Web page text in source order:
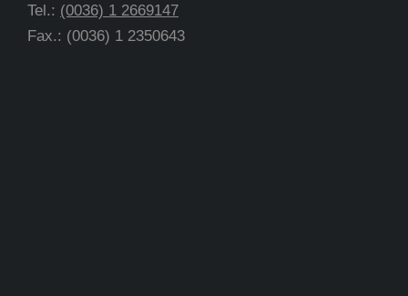
Tel.: (0036) 1 2669147
Fax.: (0036) 1 2350643